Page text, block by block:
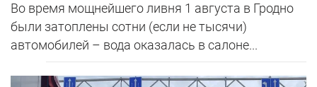
Во время мощнейшего ливня 1 августа в Гродно
были затоплены сотни (если не тысячи)
автомобилей – вода оказалась в салоне...